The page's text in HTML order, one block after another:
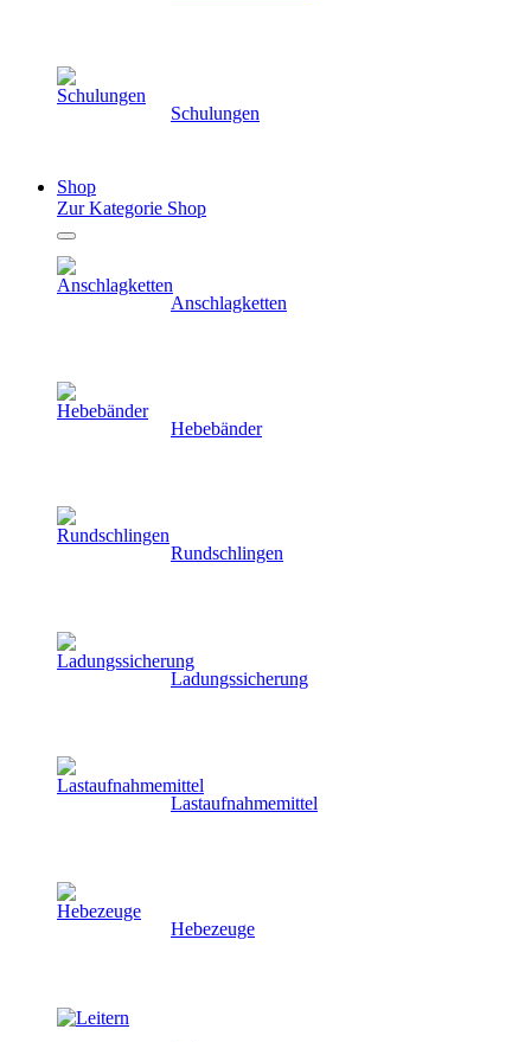
Schulungen
Shop
Zur Kategorie Shop
Anschlagketten
Hebebänder
Rundschlingen
Ladungssicherung
Lastaufnahmemittel
Hebezeuge